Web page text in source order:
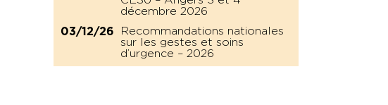
décembre 2026
03/12/26
Recommandations nationales
sur les gestes et soins
d’urgence – 2026